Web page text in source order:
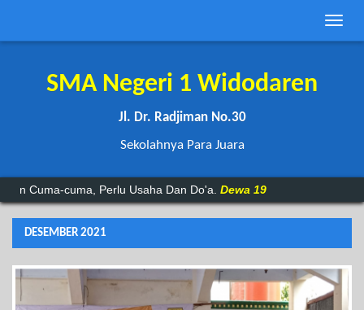
Toggle
SMA Negeri 1 Widodaren
Jl. Dr. Radjiman No.30
Sekolahnya Para Juara
cuma, Perlu Usaha Dan Do'a.Dewa 19
DESEMBER 2021